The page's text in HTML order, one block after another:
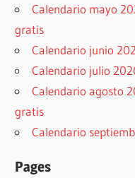
Calendario mayo
gratis
Calendario junio
Calendario julio
Calendario agosto
gratis
Calendario
Pages